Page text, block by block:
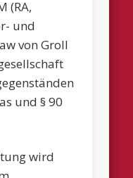
(RA,
und
von Groll
und § 90
wird